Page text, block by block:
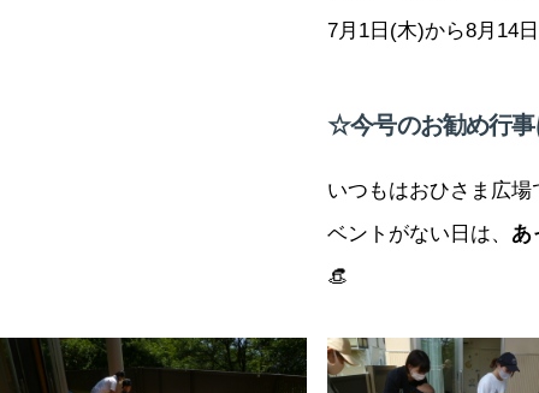
7月1日(木)から8月14
☆今号のお勧め行事
いつもはおひさま広
ベントがない日は、 あ
👒